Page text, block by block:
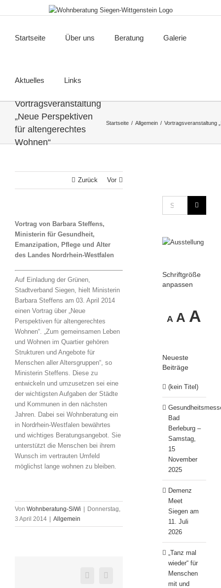
Inhalt
Startseite Über uns Beratung Galerie
Aktuelles Links
Vortragsveranstaltung
„Neue Perspektiven
für altengerechtes
Wohnen“
Startseite Allgemein Vortragsveranstaltung
Zurück Vor
Vortrag von Barbara Steffens,
Ministerin für Gesundheit,
Emanzipation, Pflege und Alter
des Landes Nordrhein-Westfalen
Auf Einladung der Grünen,
Stadtverband Siegen, hielt Ministerin
Barbara Steffens am 03. April 2014
einen Vortrag über „Neue
Perspektiven für altengerechtes
Wohnen“. „Zum gemeinsamen Leben
und Wohnen im Quartier gehören
Strukturen und Angebote für
Menschen aller Altersgruppen“, so
Ministerin Steffens. Diese zu
entwickeln und umzusetzen sei eine
der wichtigsten Aufgaben der Städte
und Kommunen in den nächsten
Jahren. Dabei sei Wohnberatung ein
in Nordrhein-Westfalen bewährtes
und wichtiges Beratungsangebot. Sie
unterstützt die Menschen bei ihrem
Wunsch im vertrauten Umfeld
möglichst lange wohnen zu bleiben.
Von Wohnberatung-SiWi | Donnerstag,
3 April 2014 | Allgemein
FacebookTwitter
Schriftgröße
anpassen
A
Decrease
font
A Reset
size.
A
Neueste
Beiträge
(kein Titel)
Bad
Berleburg –
Samstag,
15
November
2025
Demenz
Meet
Siegen am
11. Juli
2026
„Tanz mal
wieder“ für
Menschen
mit und